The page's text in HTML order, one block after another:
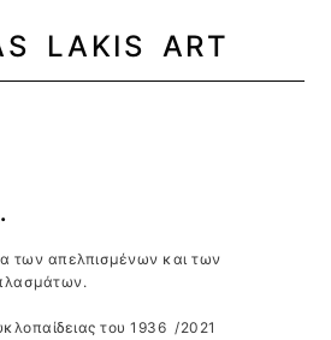
LAKIS ART
των απελπισμένων και των
του 1936 /2021